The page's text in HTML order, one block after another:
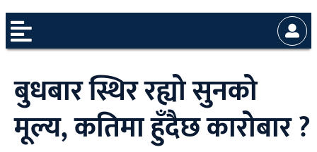
बुधबार स्थिर रह्यो सुनको
मूल्य, कतिमा हुँदैछ कारोबार ?